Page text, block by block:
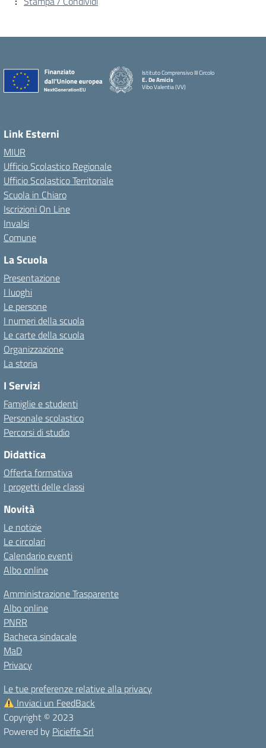
Istituto Comprensivo III Circolo
E. De Amicis
Vibo Valentia (VV)
Link Esterni
MIUR
Ufficio Scolastico Regionale
Ufficio Scolastico Territoriale
Scuola in Chiaro
Iscrizioni On Line
Invalsi
Comune
La Scuola
Presentazione
I luoghi
Le persone
I numeri della scuola
Le carte della scuola
Organizzazione
La storia
I Servizi
Famiglie e studenti
Personale scolastico
Percorsi di studio
Didattica
Offerta formativa
I progetti delle classi
Novità
Le notizie
Le circolari
Calendario eventi
Albo online
Amministrazione Trasparente
Albo online
PNRR
Bacheca sindacale
MaD
Privacy
Le tue preferenze relative alla privacy
Inviaci un FeedBack
Copyright © 2023
Powered by Picieffe Srl